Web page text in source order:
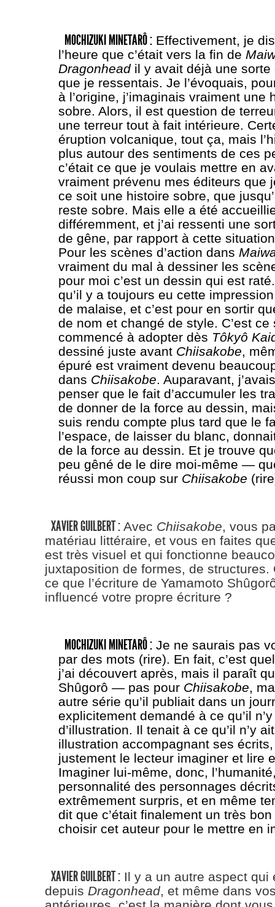
MOCHIZUKI MINETARÔ :Effectivement, je
l’heure que c’était vers la fin de
Dragonheadil y avait déjà une sorte
que je ressentais. Je l’évoquais,
à l’origine, j’imaginais vraiment une
sobre. Alors, il est question de
une terreur tout à fait intérieure.
éruption volcanique, tout ça, mais
plus autour des sentiments de ces
c’était ce que je voulais mettre en
vraiment prévenu mes éditeurs que
ce soit une histoire sobre, que
reste sobre. Mais elle a été
différemment, et j’ai ressenti une
de gêne, par rapport à cette
Pour les scènes d’action dans
vraiment du mal à dessiner les
pour moi c’est un dessin qui est
qu’il y a toujours eu cette
de malaise, et c’est pour en sortir
de nom et changé de style. C’est ce
commencé à adopter dès Tôkyô
dessiné juste avant Chiisakobe,
épuré est vraiment devenu
dans Chiisakobe. Auparavant,
penser que le fait d’accumuler les
de donner de la force au dessin,
suis rendu compte plus tard que le
l’espace, de laisser du blanc,
de la force au dessin. Et je trouve
peu gêné de le dire moi-même —
réussi mon coup sur Chiisakobe
XAVIER GUILBERT :Avec Chiisakobe, vous
matériau littéraire, et vous en faites
est très visuel et qui fonctionne
juxtaposition de formes, de structures.
ce que l’écriture de Yamamoto
influencé votre propre écriture ?
MOCHIZUKI MINETARÔ :Je ne saurais pas
par des mots (rire). En fait, c’est
j’ai découvert après, mais il paraît
Shûgorô — pas pour Chiisakobe,
autre série qu’il publiait dans un
explicitement demandé à ce qu’il
d’illustration. Il tenait à ce qu’il n’y
illustration accompagnant ses
justement le lecteur imaginer et lire
Imaginer lui-même, donc,
personnalité des personnages
extrêmement surpris, et en même
dit que c’était finalement un très
choisir cet auteur pour le mettre en
XAVIER GUILBERT :Il y a un autre aspect qui
depuis Dragonhead, et même dans